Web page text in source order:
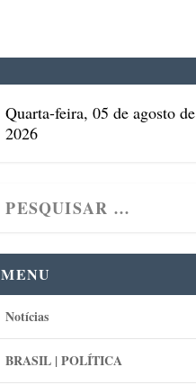
Quarta-feira, 05 de agosto de
2026
MENU
Notícias
BRASIL | POLÍTICA